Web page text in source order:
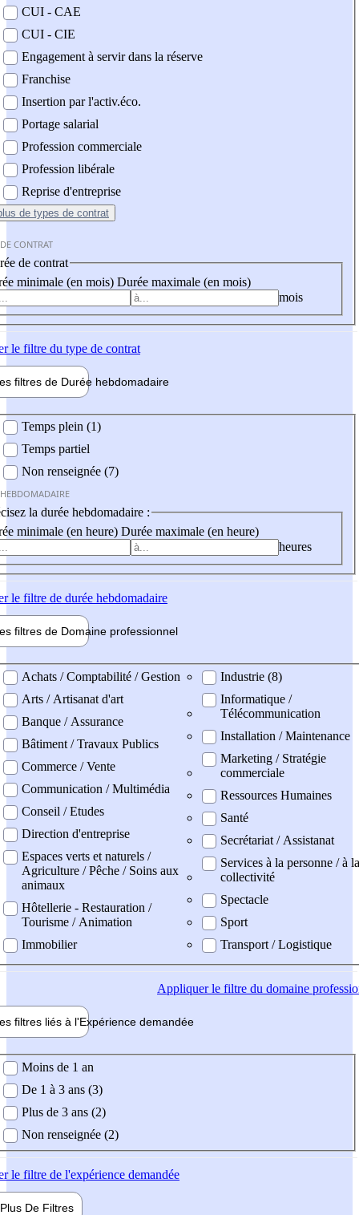
CUI - CAE
CUI - CIE
Engagement à servir dans la réserve
Franchise
Insertion par l'activ.éco.
Portage salarial
Profession commerciale
Profession libérale
Reprise d'entreprise
de types de contrat
CONTRAT
de contrat
minimale (en mois) Durée maximale (en mois)
mois
le filtre du type de contrat
filtres de Durée hebdomadaire
Temps plein (1)
Temps partiel
Non renseignée (7)
la durée hebdomadaire :
minimale (en heure) Durée maximale (en heure)
heures
le filtre de durée hebdomadaire
filtres de Domaine professionnel
professionel
Achats / Comptabilité / Gestion
Arts / Artisanat d'art
Banque / Assurance
Bâtiment / Travaux Publics
Commerce / Vente
Communication / Multimédia
Conseil / Etudes
Direction d'entreprise
Espaces verts et naturels /
Agriculture / Pêche / Soins aux
animaux
Hôtellerie - Restauration /
Tourisme / Animation
Immobilier
Industrie (8)
Informatique /
Télécommunication
Installation / Maintenance
Marketing / Stratégie
commerciale
Ressources Humaines
Santé
Secrétariat / Assistanat
Services à la personne / à la
collectivité
Spectacle
Sport
Transport / Logistique
Appliquerle filtre du domaine
filtres liés à l'Expérience demandée
demandée
Moins de 1 an
De 1 à 3 ans (3)
Plus de 3 ans (2)
Non renseignée (2)
le filtre de l'expérience demandée
Plus De Filtres